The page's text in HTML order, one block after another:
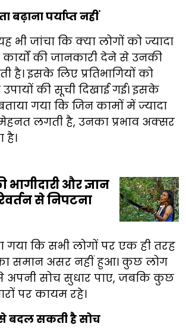
पर्याप्त नहीं
भी जांचा कि क्या लोगों को ज्यादा
कार्यों की जानकारी देने से उनकी
है। इसके लिए प्रतिभागियों को
उपायों की सूची दिखाई गई। इसके
गया कि जिन कामों में ज्यादा
लगती है, उनका प्रभाव अक्सर
है।
और ज्ञान
से निपटना
गया कि सभी लोगों पर एक ही तरह
समान असर नहीं हुआ। कुछ लोग
अपनी सोच सुधार पाए, जबकि कुछ
पर कायम रहे।
बदल सकती है सोच